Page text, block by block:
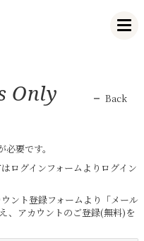
Only Back
要です。
ログインフォームよりログイン
ント登録フォームより「メール
、アカウントのご登録(無料)を